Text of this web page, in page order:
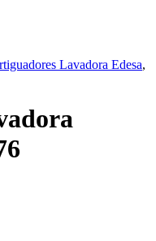
Lavadora Edesa,